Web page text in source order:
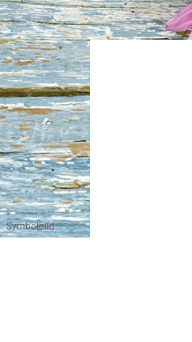
Symbolbild